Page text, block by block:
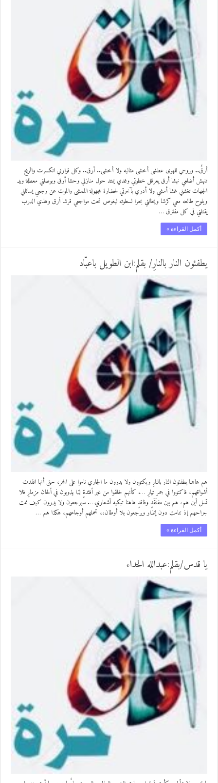
أرقٌ.. وروحي للهوى عطشى أخشى مثالبه ولا أخشى.. أرق.. وكل قواربي انكسرت والريح
تنهش أضلعي نهشا أرق يعرقل خطوتي وغدي يمتد حول منازلي وحشا أرق وبوصلتي معطلة ويد
الجهات تغشني غشا أمشي ولا أدري بآخرتي لحضارة مجهولة الممشى والموت عن وجعي يسائلني
ويلوح طالعه معي كرشا ويخالني بحرا لسطوته ليغوص تحت مواجعي قرشا أرق وهذي الدرب
يقتلني في كل مفترق …
أكمل القراءة »
يطفئون النار بالنارِ/ بقلم:ابن الطويل باعبّاد
هم هاهنا يطفئون النار بالنارِ ويكتوون ولا يدرون ما الجاري ناموا على الجمر، حتى أنها اتقدت
أشواقهم، فاكتووا في جمر تيارِ …. كأنهم خلقوا من غير أفئدةٍ لذا يذوبون في ألحان مزمارِ فلا
تسل أين هم، هم بين مفتَقَدٍ وفاقدٍ هاهنا تبكيه أشعاري…. سيرجعون ولا يدرون كيف نمت
جراحهم إذ تنامت دون إنذار ويرجعون بلا أوطان،، تحملهم أوجاعهم، هكذا هم …
أكمل القراءة »
يا قدس/بقلم:عبدالله الحداء